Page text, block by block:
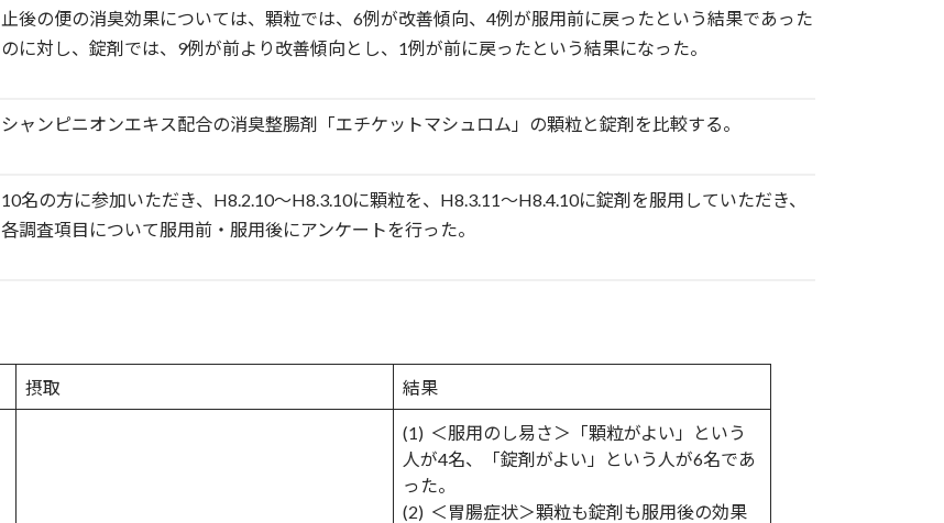
止後の便の消臭効果については、顆粒では、6例が改善傾向、4例が服用前に戻ったという結果であった
のに対し、錠剤では、9例が前より改善傾向とし、1例が前に戻ったという結果になった。
シャンピニオンエキス配合の消臭整腸剤「エチケットマシュロム」の顆粒と錠剤を比較する。
10名の方に参加いただき、H8.2.10～H8.3.10に顆粒を、H8.3.11～H8.4.10に錠剤を服用していただき、
各調査項目について服用前・服用後にアンケートを行った。
摂取 結果
(1) ＜服用のし易さ＞「顆粒がよい」という
人が4名、「錠剤がよい」という人が6名であ
った。
(2) ＜胃腸症状＞顆粒も錠剤も服用後の効果